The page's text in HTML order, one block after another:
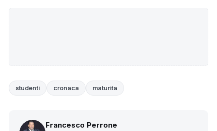
studenti cronaca maturita
Francesco Perrone